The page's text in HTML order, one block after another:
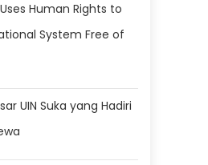
Human Rights to
System Free of
UIN Suka yang Hadiri